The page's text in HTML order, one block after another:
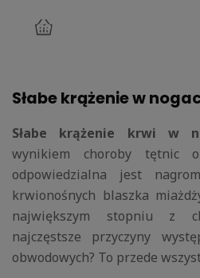
do
koszyka
Słabe krążenie w
Słabe krążenie krwi w
wynikiem choroby tętnic
odpowiedzialna jest
krwionośnych blaszka
największym stopniu z
najczęstsze przyczyny
obwodowych? To przede